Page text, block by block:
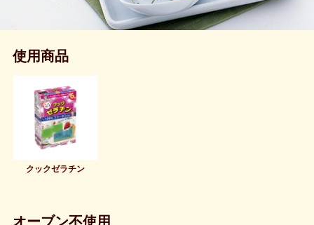
使用商品
クックゼラチン
オーブン不使用